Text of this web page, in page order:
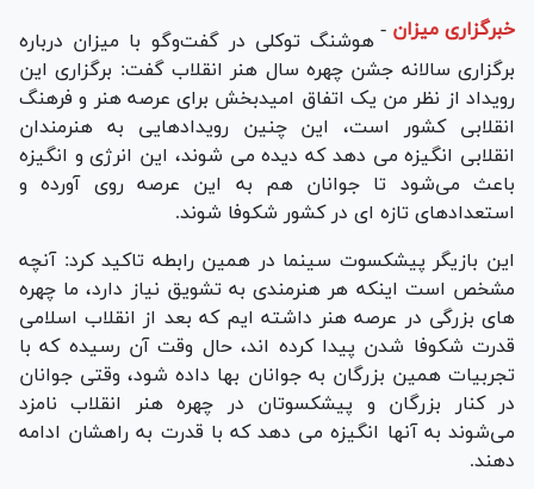
خبرگزاری میزان - هوشنگ توکلی در گفت‌وگو با میزان درباره
برگزاری سالانه جشن چهره سال هنر انقلاب گفت: برگزاری این
رویداد از نظر من یک اتفاق امیدبخش برای عرصه هنر و فرهنگ
انقلابی کشور است، این چنین رویدادهایی به هنرمندان
انقلابی انگیزه می دهد که دیده می شوند، این انرژی و انگیزه
باعث می‌شود تا جوانان هم به این عرصه روی آورده و
استعدادهای تازه ای در کشور شکوفا شوند.
این بازیگر پیشکسوت سینما در همین رابطه تاکید کرد: آنچه
مشخص است اینکه هر هنرمندی به تشویق نیاز دارد، ما چهره
های بزرگی در عرصه هنر داشته ایم که بعد از انقلاب اسلامی
قدرت شکوفا شدن پیدا کرده اند، حال وقت آن رسیده که با
تجربیات همین بزرگان به جوانان بها داده شود، وقتی جوانان
در کنار بزرگان و پیشکسوتان در چهره هنر انقلاب نامزد
می‌شوند به آنها انگیزه می دهد که با قدرت به راهشان ادامه
دهند.